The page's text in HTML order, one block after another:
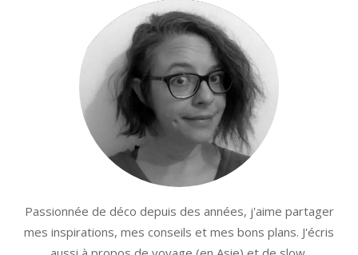
Passionnée de déco depuis des années, j'aime partager
mes inspirations, mes conseils et mes bons plans. J'écris